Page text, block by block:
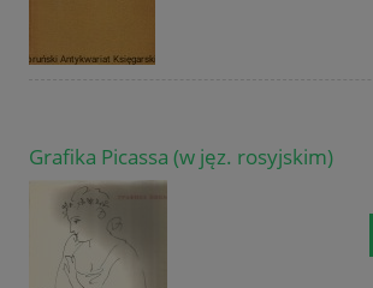
Grafika Picassa (w jęz. rosyjskim)